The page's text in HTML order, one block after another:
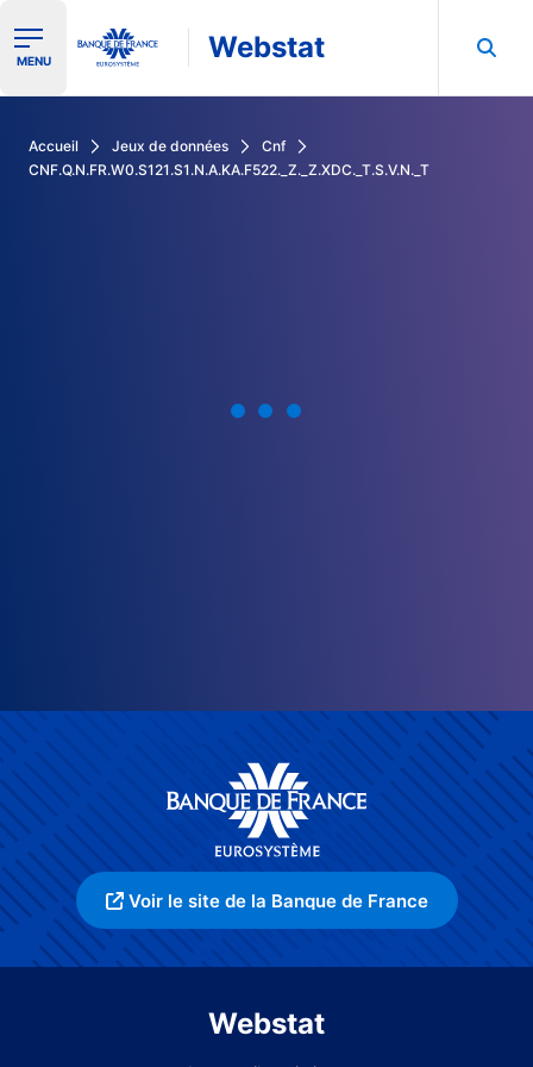
Ouvrir le menu de navigation
MENU Webstat
Accueil Jeux de données
Cnf
CNF.Q.N.FR.W0.S121.S1.N.A.KA.F522._Z._Z.XDC._T.S.V.N._T
Voir le site de la Banque de France
Webstat